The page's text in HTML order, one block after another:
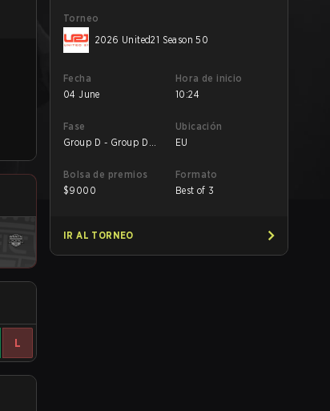
L
Torneo
2026 United21 Season 50
Fecha
04 June
Hora de inicio
10:24
Fase
Group D - Group D
Ubicación
EU
Bolsa de premios
$9000
Formato
Best of 3
IR AL TORNEO